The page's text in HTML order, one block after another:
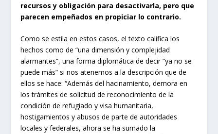
recursos y obligación para desactivarla, pero que
parecen empeñados en propiciar lo contrario.
Como se estila en estos casos, el texto califica los
hechos como de “una dimensión y complejidad
alarmantes”, una forma diplomática de decir “ya no se
puede más” si nos atenemos a la descripción que de
ellos se hace: “Además del hacinamiento, demora en
los trámites de solicitud de reconocimiento de la
condición de refugiado y visa humanitaria,
hostigamientos y abusos de parte de autoridades
locales y federales, ahora se ha sumado la